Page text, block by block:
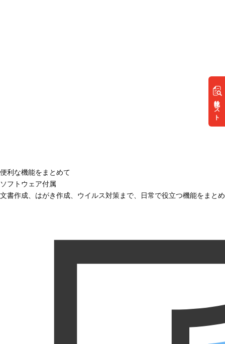
リスト
便利な機能をまとめて
ソフトウェア付属
文書作成、はがき作成、ウイルス対策まで、日常で役立つ機能をまと